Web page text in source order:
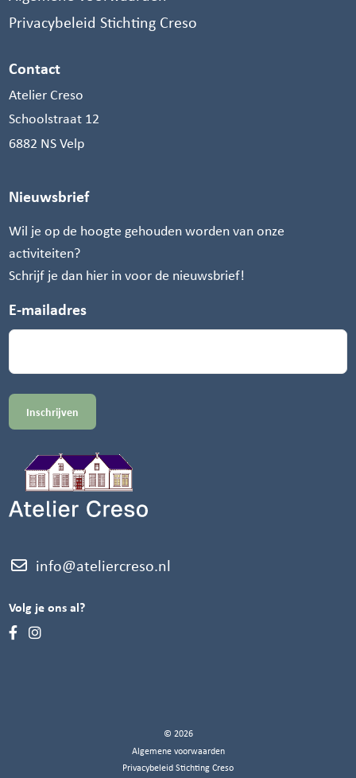
Privacybeleid Stichting Creso
Contact
Atelier Creso
Schoolstraat 12
6882 NS Velp
Nieuwsbrief
Wil je op de hoogte gehouden worden van onze
activiteiten?
Schrijf je dan hier in voor de nieuwsbrief!
E-mailadres
info@ateliercreso.nl
Volg je ons al?
© 2026
Algemene voorwaarden
Privacybeleid Stichting Creso